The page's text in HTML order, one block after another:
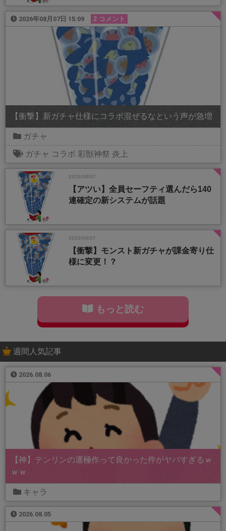
2026年08月07日 15:09 2 コメント
【衝撃】新ガチャ仕様にコラボ混ぜるなという声が急増
ガチャ
ガチャ コラボ 彩獣神祭 炎上
2026/08/07
【アツい】全員セーフティ選んだら140
連確定の新システムが話題
2026/08/07
【衝撃】モンスト新ガチャが課金寄り仕
様に変更！？
もっと読む
週間人気記事
2026.08.06
【神】テンリンの運極作って良かった件がヤバすぎるｗ
ｗｗ
キャラ
2026.08.05